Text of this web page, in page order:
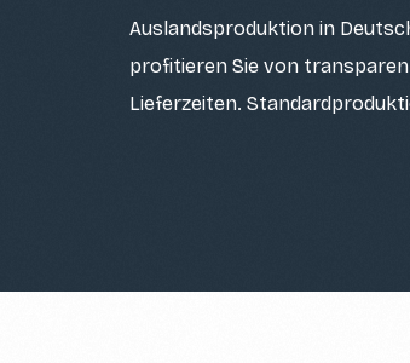
Auslandsproduktion in
profitieren Sie von
Lieferzeiten.